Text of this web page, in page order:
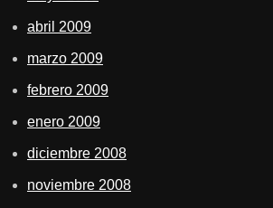
abril 2009
marzo 2009
febrero 2009
enero 2009
diciembre 2008
noviembre 2008